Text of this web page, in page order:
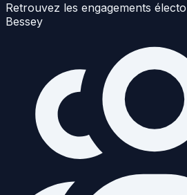
Retrouvez les engagements
Bessey